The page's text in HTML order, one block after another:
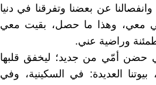
وانفصالنا عن بعضنا وتفرقنا في دنيا
معي، وهذا ما حصل، بقيت معي
وراضية عني.
في حضن أمّي من جديد؛ ليخفق قلبها
العديدة: في السكينية، وفي